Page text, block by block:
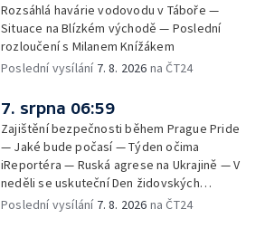
Rozsáhlá havárie vodovodu v Táboře —
Situace na Blízkém východě — Poslední
rozloučení s Milanem Knížákem
Poslední vysílání 7. 8. 2026 na ČT24
7. srpna 06:59
Zajištění bezpečnosti během Prague Pride
— Jaké bude počasí — Týden očima
iReportéra — Ruská agrese na Ukrajině — V
neděli se uskuteční Den židovských
památek — Vila Tugendhat slaví 25 let na
Poslední vysílání 7. 8. 2026 na ČT24